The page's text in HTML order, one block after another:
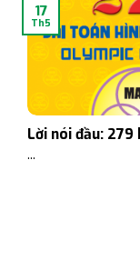
Lời nói đầu:
...
17
Th5